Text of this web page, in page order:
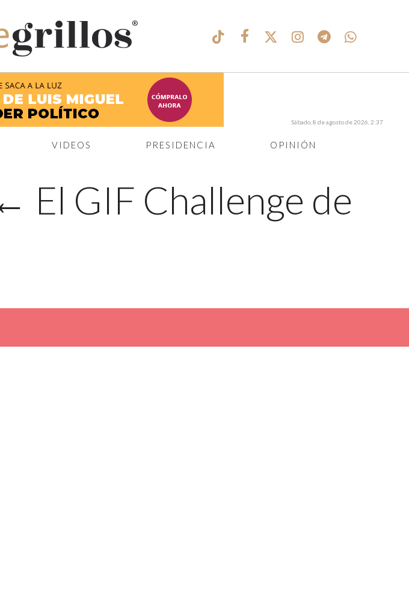
®
VIDEOS PRESIDENCIA OPINIÓN
Sábado, 8 de agosto de 2026, 2:37
El GIF Challenge de